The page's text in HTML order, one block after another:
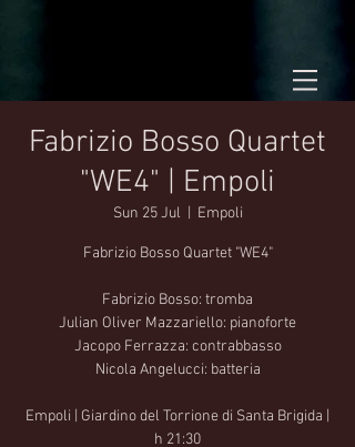
Fabrizio Bosso Quartet
"WE4" | Empoli
Sun 25 Jul Empoli
Fabrizio Bosso Quartet "WE4"
Fabrizio Bosso: tromba
Julian Oliver Mazzariello: pianoforte
Jacopo Ferrazza: contrabbasso
Nicola Angelucci: batteria
Empoli | Giardino del Torrione di Santa Brigida |
h 21:30